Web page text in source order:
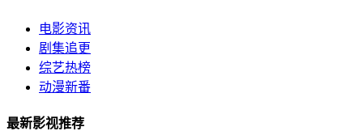
电影资讯
剧集追更
综艺热榜
动漫新番
最新影视推荐